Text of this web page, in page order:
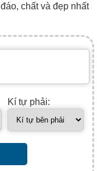
chất và đẹp nhất
Kí tự phải: